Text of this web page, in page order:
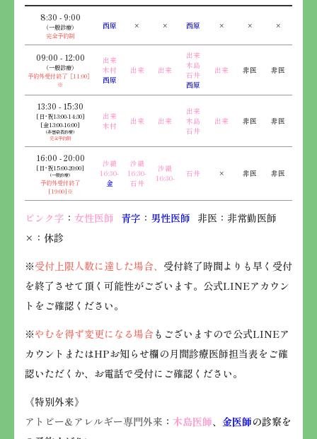
8:30 - 9:00
（一般診療）
完全予約制
西原 × × 西原 × × ×
09:00 - 12:00
（一般診療）
予約外受付終了［11:00］
※
出来
木村
西原
出来 出来
出来
木島
石井
西原
出来 非医 非医
13:30 - 15:30
[日･祝13:00-14:30]
[金13:00-16:00]
（非感染者診療）
完全予約制
出来
木村
出来 出来
出来
木島
石井
出来 非医 非医
16:00 - 20:00
[日･祝15:00-20:00]
（一般診療）
予約外受付終了
[19:00]※
沙織
16:30-
金
沙織
16:30-
石井
沙織
16:30-
石井 × 非医 非医
ピンク字 ： 女性医師 青字 ： 男性医師 非医：非常勤医師
×：休診
※受付上限人数に達した場合、 受付終了時間よりも早く受付
を終了させて頂く可能性がございます。公式LINEアカウン
トをご確認ください。
※やむを得ず変更になる場合 もございますので公式LINEア
カウントまたはHPお知らせ欄の月間診療医師担当表をご確
認いただくか、お電話で受付にご確認ください。
《特別外来》
アトピー&アレルギー専門外来 ： 木島医師、 金医師の診察を